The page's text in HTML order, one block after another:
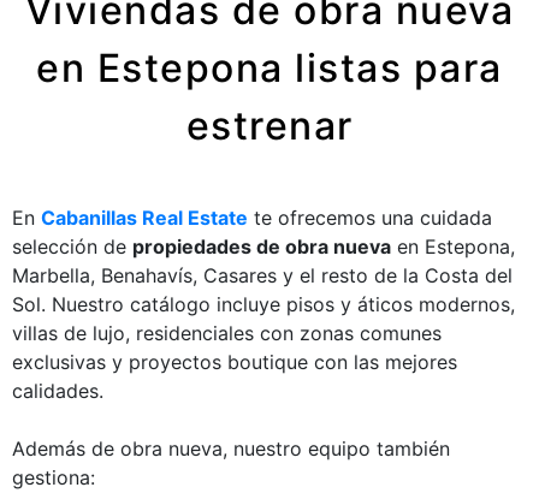
Viviendas de obra nueva
en Estepona listas para
estrenar
En Cabanillas Real Estate te ofrecemos una cuidada
selección de propiedades de obra nueva en Estepona,
Marbella, Benahavís, Casares y el resto de la Costa del
Sol. Nuestro catálogo incluye pisos y áticos modernos,
villas de lujo, residenciales con zonas comunes
exclusivas y proyectos boutique con las mejores
calidades.
Además de obra nueva, nuestro equipo también
gestiona: